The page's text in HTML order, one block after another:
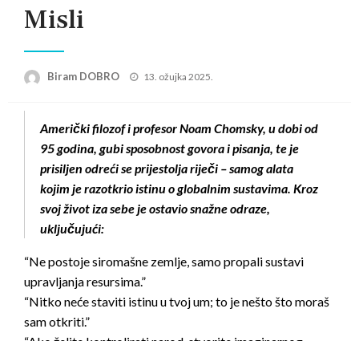
Misli
Biram DOBRO
Posted
13. ožujka 2025.
Američki filozof i profesor Noam Chomsky, u dobi od
95 godina, gubi sposobnost govora i pisanja, te je
prisiljen odreći se prijestolja riječi – samog alata
kojim je razotkrio istinu o globalnim sustavima. Kroz
svoj život iza sebe je ostavio snažne odraze,
uključujući:
“Ne postoje siromašne zemlje, samo propali sustavi
upravljanja resursima.”
“Nitko neće staviti istinu u tvoj um; to je nešto što moraš
sam otkriti.”